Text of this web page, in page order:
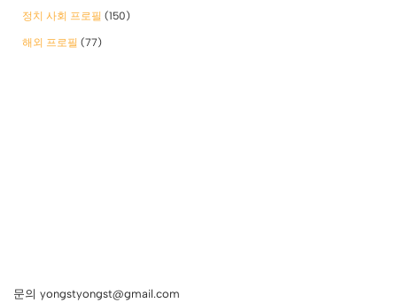
정치 사회 프로필 (150)
해외 프로필 (77)
문의 yongstyongst@gmail.com